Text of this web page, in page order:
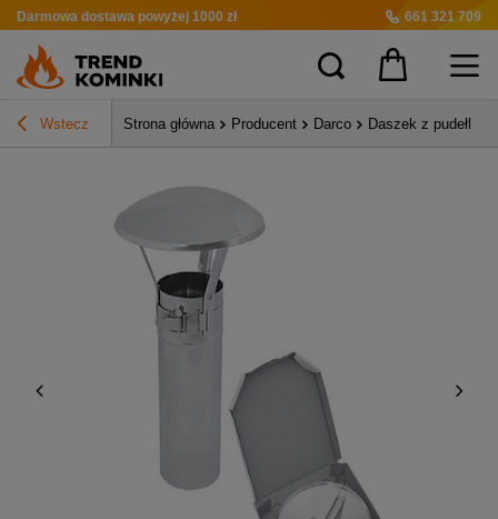
Darmowa dostawa powyżej 1000 zł 661 321 709
Wstecz Strona główna Producent Darco Daszek z pudełka